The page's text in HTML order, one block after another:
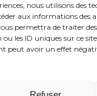
nous utilisons des
aux informations des
permettra de traiter des
les ID uniques sur ce
peut avoir un effet